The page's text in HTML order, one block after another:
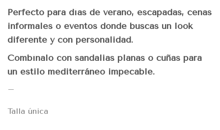
Perfecto para días de verano, escapadas, cenas
informales o eventos donde buscas un look
diferente y con personalidad.
Combínalo con sandalias planas o cuñas para
un estilo mediterráneo impecable.
–
Talla única